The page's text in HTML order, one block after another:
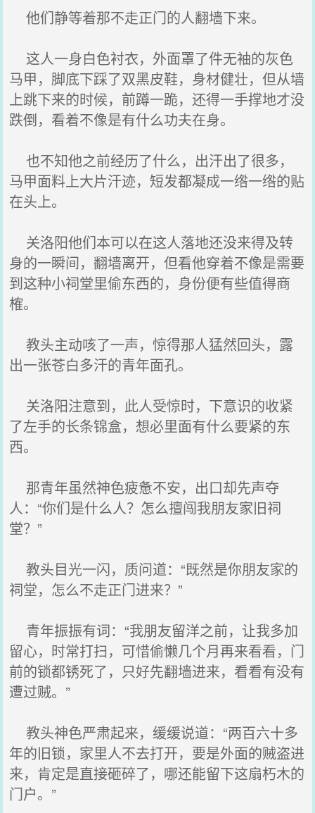
他们静等着那不走正门的人翻墙下来。
这人一身白色衬衣，外面罩了件无袖的灰色
马甲，脚底下踩了双黑皮鞋，身材健壮，但从墙
上跳下来的时候，前蹲一跪，还得一手撑地才没
跌倒，看着不像是有什么功夫在身。
也不知他之前经历了什么，出汗出了很多，
马甲面料上大片汗迹，短发都凝成一绺一绺的贴
在头上。
关洛阳他们本可以在这人落地还没来得及转
身的一瞬间，翻墙离开，但看他穿着不像是需要
到这种小祠堂里偷东西的，身份便有些值得商
榷。
教头主动咳了一声，惊得那人猛然回头，露
出一张苍白多汗的青年面孔。
关洛阳注意到，此人受惊时，下意识的收紧
了左手的长条锦盒，想必里面有什么要紧的东
西。
那青年虽然神色疲惫不安，出口却先声夺
人：“你们是什么人？怎么擅闯我朋友家旧祠
堂？”
教头目光一闪，质问道：“既然是你朋友家的
祠堂，怎么不走正门进来？”
青年振振有词：“我朋友留洋之前，让我多加
留心，时常打扫，可惜偷懒几个月再来看看，门
前的锁都锈死了，只好先翻墙进来，看看有没有
遭过贼。”
教头神色严肃起来，缓缓说道：“两百六十多
年的旧锁，家里人不去打开，要是外面的贼盗进
来，肯定是直接砸碎了，哪还能留下这扇朽木的
门户。”